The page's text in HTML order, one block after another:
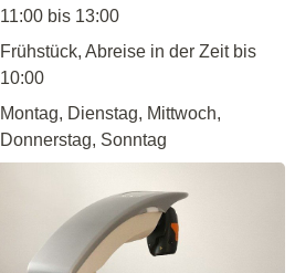
11:00 bis 13:00
Frühstück, Abreise in der Zeit bis
10:00
Montag, Dienstag, Mittwoch,
Donnerstag, Sonntag